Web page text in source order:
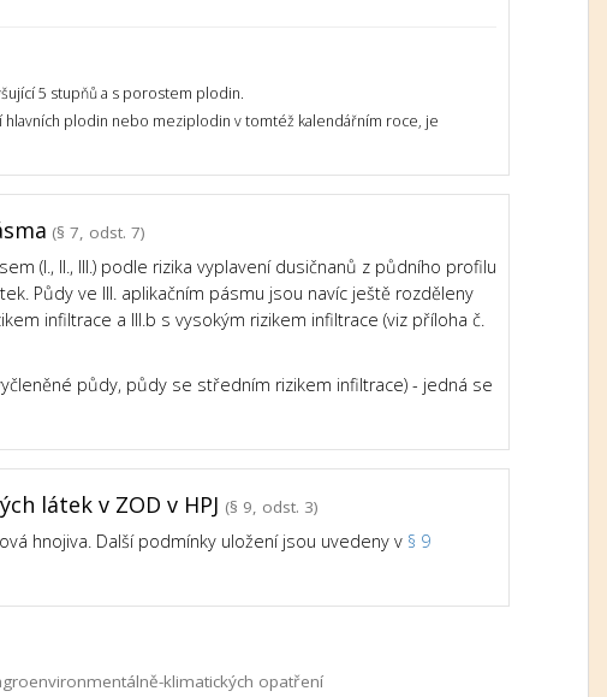
5 stupňů a s porostem plodin.
plodin nebo meziplodin v tomtéž kalendářním roce, je
(§ 7, odst. 7)
(I., II., III.) podle rizika vyplavení dusičnanů z půdního profilu
Půdy ve III. aplikačním pásmu jsou navíc ještě rozděleny
infiltrace a III.b s vysokým rizikem infiltrace (viz příloha č.
půdy, půdy se středním rizikem infiltrace) - jedná se
látek v ZOD v HPJ (§ 9, odst. 3)
hnojiva. Další podmínky uložení jsou uvedeny v § 9
klimatických opatření